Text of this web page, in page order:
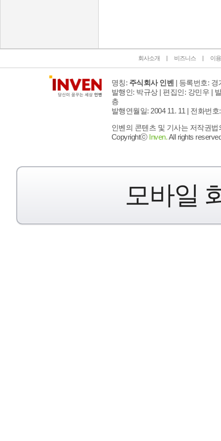
회사소개 비즈니스 이
명칭: 주식회사 인벤 | 등록번호: 경
발행인: 박규상 | 편집인: 강민우 |
층
발행연월일: 2004 11. 11 | 전화번호
인벤의 콘텐츠 및 기사는 저작권
Copyrightⓒ Inven.All rights
모바일